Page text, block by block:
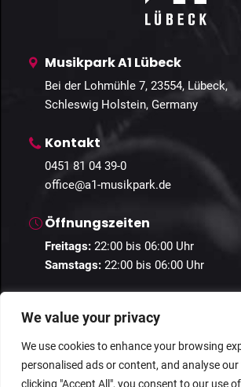
We value your privacy
We use cookies to enhance your browsing
personalised ads or content, and analyse
clicking "Accept All", you consent to our use
Musikpark A1 Lübeck
Bei der Lohmühle 7, 23554, Lübeck,
Schleswig Holstein, Germany
Kontakt
0451 81 04 39-0
office@a1-musikpark.de
Öffnungszeiten
Freitags: 22:00 bis 06:00 Uhr
Samstags: 22:00 bis 06:00 Uhr
© 2024 Guestastic. Alle Rechte